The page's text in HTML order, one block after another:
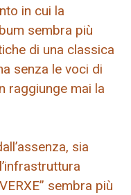
in cui la
sembra più
di una classica
senza le voci di
raggiunge mai la
sia
sembra più